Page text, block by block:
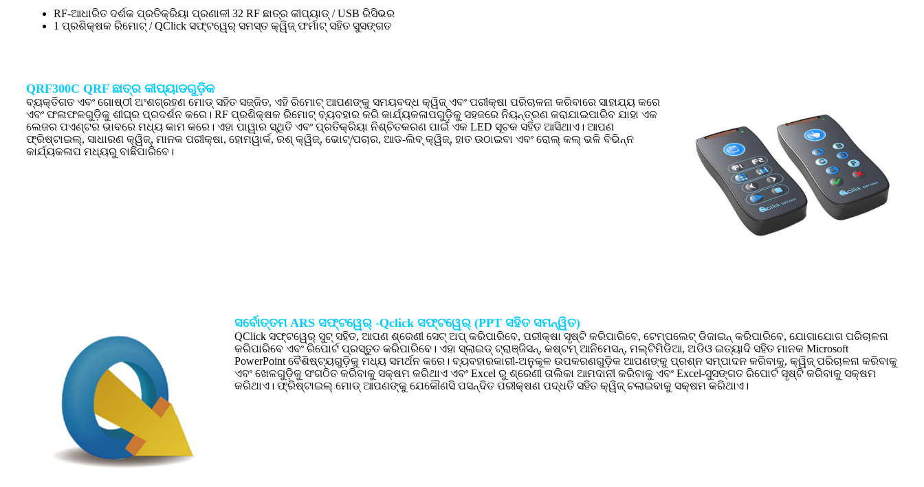
RF-ଆଧାରିତ ଦର୍ଶକ ପ୍ରତିକ୍ରିୟା ପ୍ରଣାଳୀ 32 RF ଛାତ୍ର କୀପ୍ୟାଡ୍ / USB ରିସିଭର
1 ପ୍ରଶିକ୍ଷକ ରିମୋଟ୍ / QClick ସଫ୍ଟୱେର୍ ସମସ୍ତ କ୍ୱିଜ୍ ଫର୍ମାଟ୍ ସହିତ ସୁସଙ୍ଗତ
QRF300C QRF ଛାତ୍ର କୀପ୍ୟାଡଗୁଡ଼ିକ
ବ୍ୟକ୍ତିଗତ ଏବଂ ଗୋଷ୍ଠୀ ଅଂଶଗ୍ରହଣ ମୋଡ୍ ସହିତ ସଜ୍ଜିତ, ଏହି ରିମୋଟ୍ ଆପଣଙ୍କୁ ସମୟବଦ୍ଧ କ୍ୱିଜ୍ ଏବଂ ପରୀକ୍ଷା ପରିଚାଳନା କରିବାରେ ସାହାଯ୍ୟ କରେ
ଏବଂ ଫଳାଫଳଗୁଡ଼ିକୁ ଶୀଘ୍ର ପ୍ରଦର୍ଶନ କରେ। RF ପ୍ରଶିକ୍ଷକ ରିମୋଟ୍ ବ୍ୟବହାର କରି କାର୍ଯ୍ୟକଳାପଗୁଡ଼ିକୁ ସହଜରେ ନିୟନ୍ତ୍ରଣ କରାଯାଇପାରିବ ଯାହା ଏକ
ଲେଜର ପଏଣ୍ଟର ଭାବରେ ମଧ୍ୟ କାମ କରେ। ଏହା ପାୱାର ସ୍ଥିତି ଏବଂ ପ୍ରତିକ୍ରିୟା ନିଶ୍ଚିତକରଣ ପାଇଁ ଏକ LED ସୂଚକ ସହିତ ଆସିଥାଏ। ଆପଣ
ଫ୍ରିଷ୍ଟାଇଲ୍, ସାଧାରଣ କ୍ୱିଜ୍, ମାନକ ପରୀକ୍ଷା, ହୋମୱାର୍କ, ରଶ୍ କ୍ୱିଜ୍, ଭୋଟ୍/ପଚାର, ଆଡ-ଲିବ୍ କ୍ୱିଜ୍, ହାତ ଉଠାଇବା ଏବଂ ରୋଲ୍ କଲ୍ ଭଳି ବିଭିନ୍ନ
କାର୍ଯ୍ୟକଳାପ ମଧ୍ୟରୁ ବାଛିପାରିବେ।
ସର୍ବୋତ୍ତମ ARS ସଫ୍ଟୱେର୍ -Qclick ସଫ୍ଟୱେର୍ (PPT ସହିତ ସମନ୍ୱିତ)
QClick ସଫ୍ଟୱେର୍ ସୁଟ୍ ସହିତ, ଆପଣ ଶ୍ରେଣୀ ସେଟ୍ ଅପ୍ କରିପାରିବେ, ପରୀକ୍ଷା ସୃଷ୍ଟି କରିପାରିବେ, ଟେମ୍ପଲେଟ୍ ଡିଜାଇନ୍ କରିପାରିବେ, ଯୋଗାଯୋଗ ପରିଚାଳନା
କରିପାରିବେ ଏବଂ ରିପୋର୍ଟ ପ୍ରସ୍ତୁତ କରିପାରିବେ। ଏହା ସ୍ଲାଇଡ୍ ଟ୍ରାଞ୍ଜିସନ୍, କଷ୍ଟମ୍ ଆନିମେସନ୍, ମଲ୍ଟିମିଡିଆ, ଅଡିଓ ଇତ୍ୟାଦି ସହିତ ମାନକ Microsoft
PowerPoint ବୈଶିଷ୍ଟ୍ୟଗୁଡ଼ିକୁ ମଧ୍ୟ ସମର୍ଥନ କରେ। ବ୍ୟବହାରକାରୀ-ଅନୁକୂଳ ଉପକରଣଗୁଡ଼ିକ ଆପଣଙ୍କୁ ପ୍ରଶ୍ନ ସମ୍ପାଦନ କରିବାକୁ, କ୍ୱିଜ୍ ପରିଚାଳନା କରିବାକୁ
ଏବଂ ଖେଳଗୁଡ଼ିକୁ ସଂଗଠିତ କରିବାକୁ ସକ୍ଷମ କରିଥାଏ ଏବଂ Excel ରୁ ଶ୍ରେଣୀ ତାଲିକା ଆମଦାନୀ କରିବାକୁ ଏବଂ Excel-ସୁସଙ୍ଗତ ରିପୋର୍ଟ ସୃଷ୍ଟି କରିବାକୁ ସକ୍ଷମ
କରିଥାଏ। ଫ୍ରିଷ୍ଟାଇଲ୍ ମୋଡ୍ ଆପଣଙ୍କୁ ଯେକୌଣସି ପସନ୍ଦିତ ପରୀକ୍ଷଣ ପଦ୍ଧତି ସହିତ କ୍ୱିଜ୍ ଚଲାଇବାକୁ ସକ୍ଷମ କରିଥାଏ।